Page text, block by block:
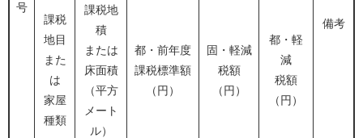
号
備考
課税
地目
また
は
家屋
種類
課税地
積
または
床面積
（平方
メート
ル）
都・前年度
課税標準額
（円）
固・軽減
税額
（円）
都・軽
減
税額
（円）